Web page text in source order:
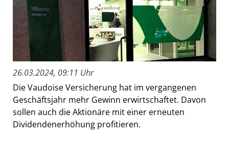
26.03.2024, 09:11 Uhr
Die Vaudoise Versicherung hat im vergangenen
Geschäftsjahr mehr Gewinn erwirtschaftet. Davon
sollen auch die Aktionäre mit einer erneuten
Dividendenerhöhung profitieren.